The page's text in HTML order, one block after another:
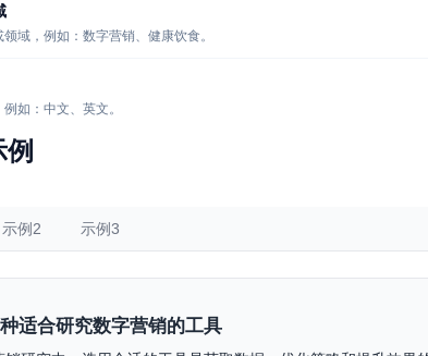
域，例如：数字营销、健康饮食。
如：中文、英文。
示例2 示例3
适合研究数字营销的工具